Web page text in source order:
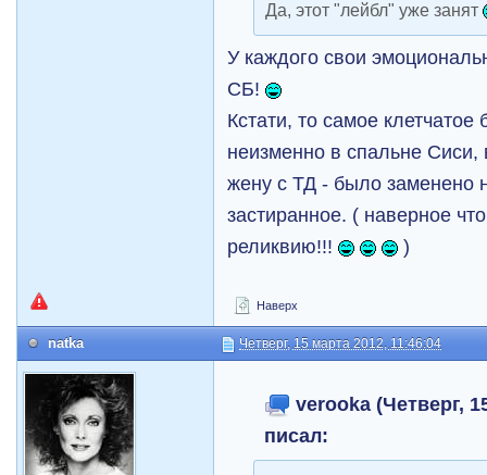
Да, этот "лейбл" уже занят
У каждого свои
СБ!
Кстати, то самое
неизменно в спальне Сиси,
жену с ТД - было заменено
застиранное. ( наверное
реликвию!!!
)
Наверх
natka Четверг, 15 марта 2012, 11:46:04
verooka (Четверг,
писал: